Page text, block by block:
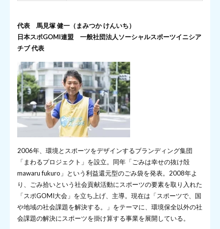
代表 馬見塚 健一（まみつか けんいち）
日本スポGOMI連盟 一般社団法人ソーシャルスポーツイニシア
チブ 代表
2006年、環境とスポーツをデザインするブランディング集団
「まわるプロジェクト」を設立。同年「ごみは幸せの抜け殻
mawaru fukuro」という利益還元型のごみ袋を発表。2008年よ
り、ごみ拾いという社会貢献活動にスポーツの要素を取り入れた
「スポGOMI大会」を立ち上げ、主導。現在は「スポーツで、国
や地域の社会課題を解決する。」をテーマに、環境保全以外の社
会課題の解決にスポーツを掛け算する事業を展開している。